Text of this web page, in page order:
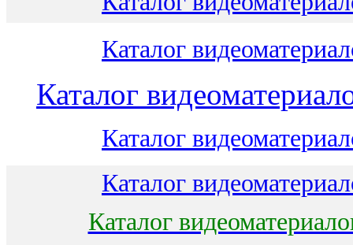
Каталог
Каталог
Каталог
Каталог
Каталог